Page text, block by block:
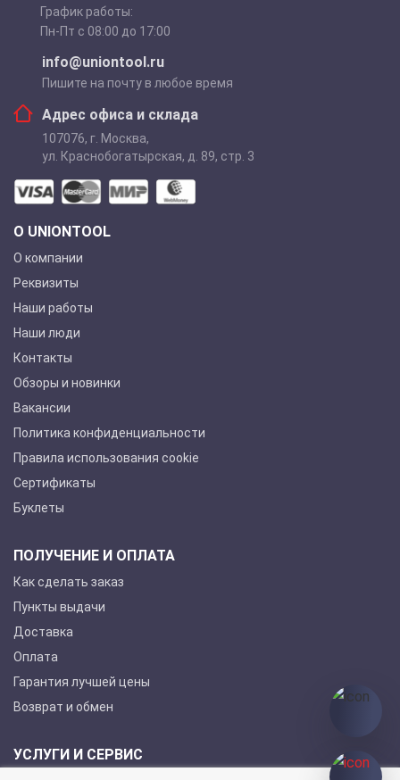
График работы:
Пн-Пт с 08:00 до 17:00
info@uniontool.ru
Пишите на почту в любое время
Адрес офиса и склада
107076, г. Москва,
ул. Краснобогатырская, д. 89, стр. 3
О UNIONTOOL
О компании
Реквизиты
Наши работы
Наши люди
Контакты
Обзоры и новинки
Вакансии
Политика конфиденциальности
Правила использования cookie
Сертификаты
Буклеты
ПОЛУЧЕНИЕ И ОПЛАТА
Как сделать заказ
Пункты выдачи
Доставка
Оплата
Гарантия лучшей цены
Возврат и обмен
УСЛУГИ И СЕРВИС